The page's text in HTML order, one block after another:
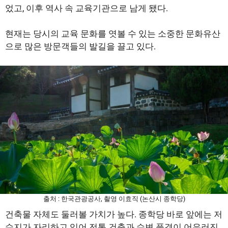
었고, 이후 역사 속 교육기관으로 남게 됐다.
현재는 당시의 교육 문화를 엿볼 수 있는 소중한 문화유산
으로 많은 방문객들의 발길을 끌고 있다.
출처 : 한국관광공사, 촬영 이효직 (논산시 종학당)
건축물 자체도 둘러볼 가치가 높다. 종학당 바로 앞에는 저